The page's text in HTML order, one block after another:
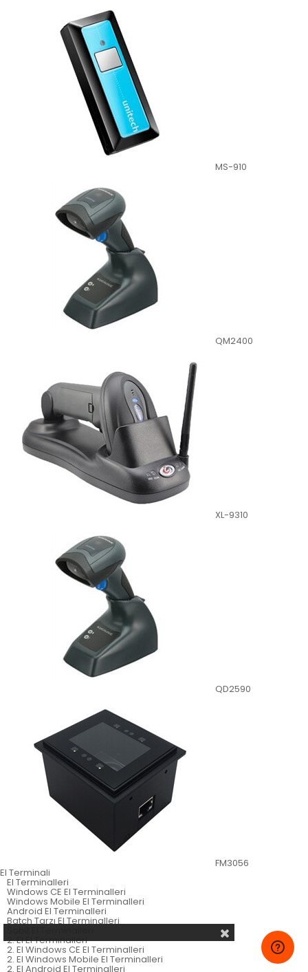
MS-910
QM2400
XL-9310
QD2590
FM3056
El Terminali
El Terminalleri
Windows CE El Terminalleri
Windows Mobile El Terminalleri
Android El Terminalleri
Batch Tarzı El Terminalleri
2. El El Terminalleri
2. El Windows CE El Terminalleri
2. El Windows Mobile El Terminalleri
2. El Android El Terminalleri